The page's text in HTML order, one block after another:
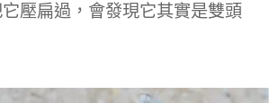
壓扁過，會發現它其實是雙頭